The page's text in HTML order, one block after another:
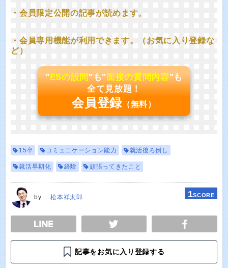
・会員限定公開の記事が読めます。
・会員専用機能が利用できます。（お気に入り登録な
ど）
"ESの設問"も"面接の質問内容"も
全て見放題！
会員登録 （無料）
15卒 コミュニケーション能力 就活後ろ倒し
就活早期化 経験 頑張ってきたこと
by 松本祥太郎 1SCORE
TWEET
記事をお気に入り登録する